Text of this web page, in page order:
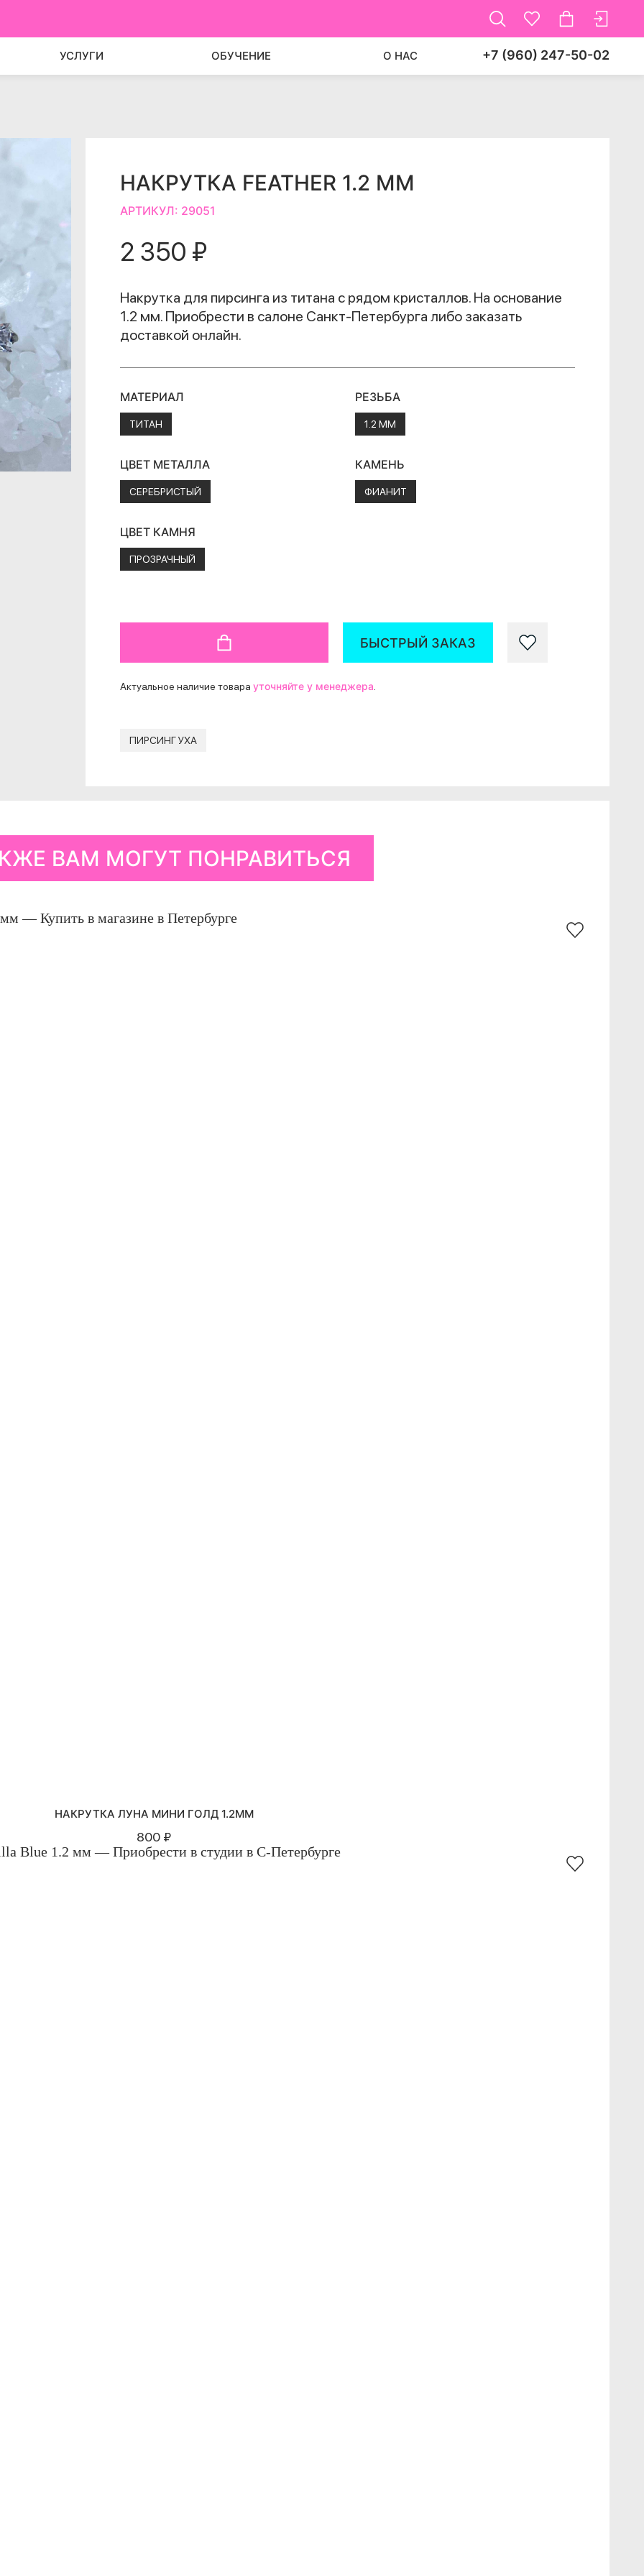
УСЛУГИ ОБУЧЕНИЕ О НАС +7 (960) 247-50-02
НАКРУТКА FEATHER 1.2 ММ
АРТИКУЛ: 29051
2 350 ₽
Накрутка для пирсинга из титана с рядом кристаллов. На основание
1.2 мм. Приобрести в салоне Санкт-Петербурга либо заказать
доставкой онлайн.
МАТЕРИАЛ
ТИТАН
РЕЗЬБА
1.2 ММ
ЦВЕТ МЕТАЛЛА
СЕРЕБРИСТЫЙ
КАМЕНЬ
ФИАНИТ
ЦВЕТ КАМНЯ
ПРОЗРАЧНЫЙ
ДОБАВИТЬ В КОРЗИНУ
БЫСТРЫЙ ЗАКАЗ
Актуальное наличие товарауточняйте у менеджера
ПИРСИНГ УХА
ВАМ МОГУТ ПОНРАВИТЬСЯ
НАКРУТКА ЛУНА МИНИ ГОЛД 1.2ММ
800 ₽